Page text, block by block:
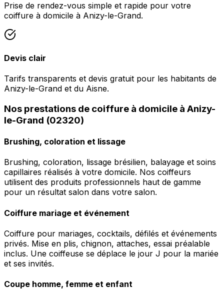
Prise de rendez-vous simple et rapide pour votre
coiffure à domicile à Anizy-le-Grand.
Devis clair
Tarifs transparents et devis gratuit pour les habitants de
Anizy-le-Grand et du Aisne.
Nos prestations de coiffure à domicile à Anizy-
le-Grand (02320)
Brushing, coloration et lissage
Brushing, coloration, lissage brésilien, balayage et soins
capillaires réalisés à votre domicile. Nos coiffeurs
utilisent des produits professionnels haut de gamme
pour un résultat salon dans votre salon.
Coiffure mariage et événement
Coiffure pour mariages, cocktails, défilés et événements
privés. Mise en plis, chignon, attaches, essai préalable
inclus. Une coiffeuse se déplace le jour J pour la mariée
et ses invités.
Coupe homme, femme et enfant